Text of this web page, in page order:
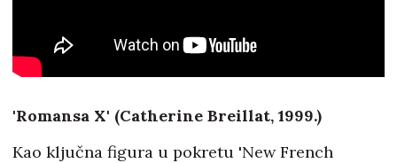
'Romansa X' (Catherine Breillat, 1999.)
Kao ključna figura u pokretu 'New French